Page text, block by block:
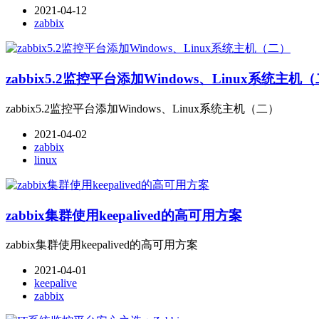
2021-04-12
zabbix
zabbix5.2监控平台添加Windows、Linux系统主机（
zabbix5.2监控平台添加Windows、Linux系统主机（二）
2021-04-02
zabbix
linux
zabbix集群使用keepalived的高可用方案
zabbix集群使用keepalived的高可用方案
2021-04-01
keepalive
zabbix